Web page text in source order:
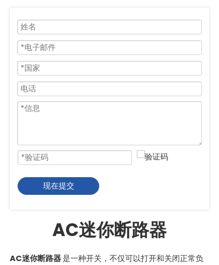
现在提交
AC迷你断路器
AC迷你断路器是一种开关，不仅可以打开和关闭正常负